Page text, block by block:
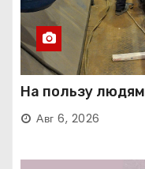
На пользу людям
Авг 6, 2026